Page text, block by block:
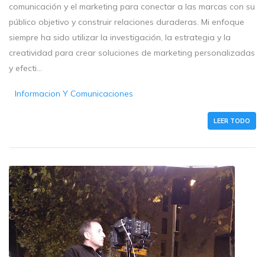
comunicación y el marketing para conectar a las marcas con su
público objetivo y construir relaciones duraderas. Mi enfoque
siempre ha sido utilizar la investigación, la estrategia y la
creatividad para crear soluciones de marketing personalizadas
y efecti...
Informacion Y Comunicaciones
LEER TODO